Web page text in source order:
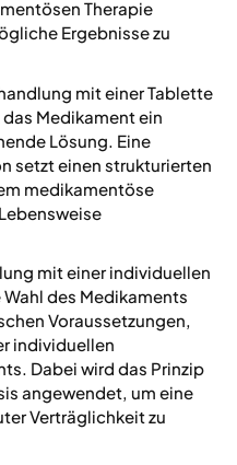
Therapie
Ergebnisse zu
mit einer Tablette
Medikament ein
Lösung. Eine
setzt einen strukturierten
medikamentöse
mit einer individuellen
des Medikaments
Voraussetzungen,
individuellen
Dabei wird das Prinzip
angewendet, um eine
Verträglichkeit zu